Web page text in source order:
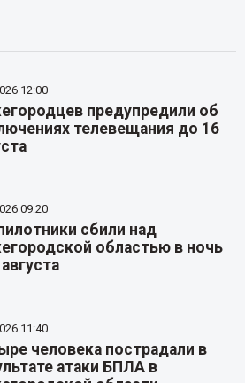
12:00
предупредили об
телевещания до 16
09:20
сбили над
областью в ночь
11:40
человека пострадали в
атаки БПЛА в